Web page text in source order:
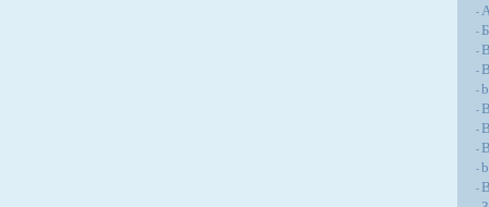
-
-
-
-
-
-
-
-
-
-